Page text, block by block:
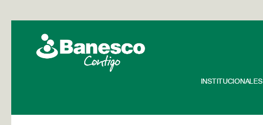
INSTITUCIONALES